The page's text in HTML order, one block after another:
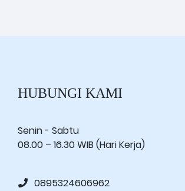
HUBUNGI KAMI
Senin - Sabtu
08.00 – 16.30 WIB (Hari Kerja)
0895324606962